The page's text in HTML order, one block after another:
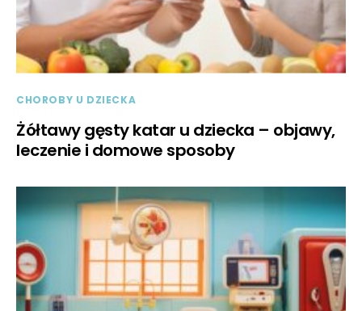
CHOROBY U DZIECKA
Żółtawy gęsty katar u dziecka – objawy,
leczenie i domowe sposoby